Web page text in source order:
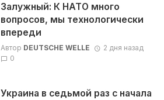
Залужный: К НАТО много
вопросов, мы технологически
впереди
Автор DEUTSCHE WELLE
2 дня назад
0
Украина в седьмой раз с начала